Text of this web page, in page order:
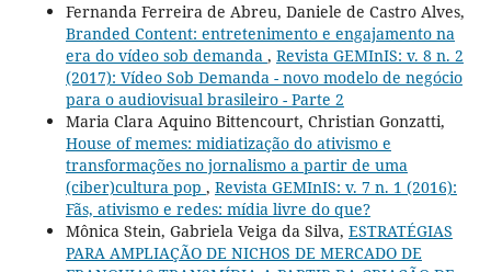
Fernanda Ferreira de Abreu, Daniele de Castro Alves,
Branded Content: entretenimento e engajamento na
era do vídeo sob demanda , Revista GEMInIS: v. 8 n. 2
(2017): Vídeo Sob Demanda - novo modelo de negócio
para o audiovisual brasileiro - Parte 2
Maria Clara Aquino Bittencourt, Christian Gonzatti,
House of memes: midiatização do ativismo e
transformações no jornalismo a partir de uma
(ciber)cultura pop , Revista GEMInIS: v. 7 n. 1 (2016):
Fãs, ativismo e redes: mídia livre do que?
Mônica Stein, Gabriela Veiga da Silva, ESTRATÉGIAS
PARA AMPLIAÇÃO DE NICHOS DE MERCADO DE